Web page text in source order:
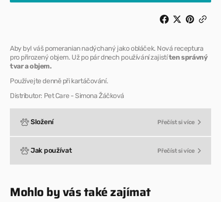
beauty
spreji
pro
objem
beauty
–
spreji
pro
Aby byl váš pomeranian nadýchaný jako obláček. Nová receptura
pro přirozený objem. Už po pár dnech používání zajistíten správný
tvar a objem.
Používejte denně při kartáčování.
Distributor: Pet Care - Simona Žáčková
Složení Přečíst si více
Jak používat Přečíst si více
Mohlo by vás také zajímat